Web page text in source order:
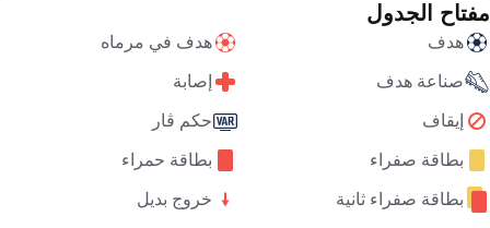
مفتاح الجدول
هدف هدف في مرماه
صناعة هدف إصابة
إيقاف حكم ڤار
بطاقة صفراء بطاقة حمراء
بطاقة صفراء ثانية خروج بديل